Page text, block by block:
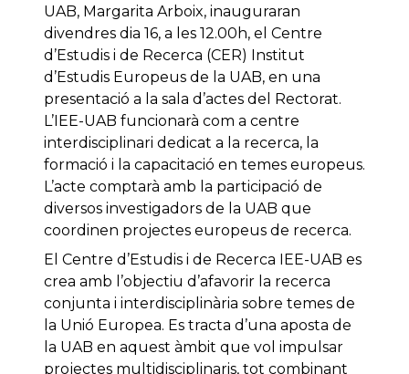
UAB, Margarita Arboix, inauguraran
divendres dia 16, a les 12.00h, el Centre
d’Estudis i de Recerca (CER) Institut
d’Estudis Europeus de la UAB, en una
presentació a la sala d’actes del Rectorat.
L’IEE-UAB funcionarà com a centre
interdisciplinari dedicat a la recerca, la
formació i la capacitació en temes europeus.
L’acte comptarà amb la participació de
diversos investigadors de la UAB que
coordinen projectes europeus de recerca.
El Centre d’Estudis i de Recerca IEE-UAB es
crea amb l’objectiu d’afavorir la recerca
conjunta i interdisciplinària sobre temes de
la Unió Europea. Es tracta d’una aposta de
la UAB en aquest àmbit que vol impulsar
projectes multidisciplinaris, tot combinant